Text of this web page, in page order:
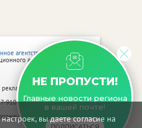
вы даете согласие на
НЕ ПРОПУСТИ!
Главные новости региона
в вашей почте!
агентство vRossii.ru
агентства vRossii.ru
7-910-267-70-40,
не предназначенную